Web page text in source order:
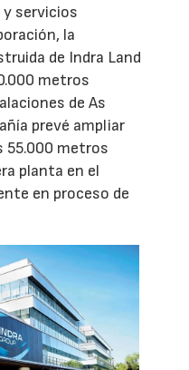
servicios
la
de Indra Land
metros
de As
prevé ampliar
55.000 metros
planta en el
en proceso de